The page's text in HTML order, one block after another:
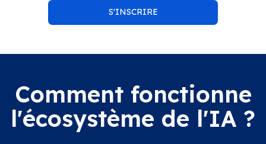
S'INSCRIRE
Comment fonctionne
l'écosystème de l'IA ?